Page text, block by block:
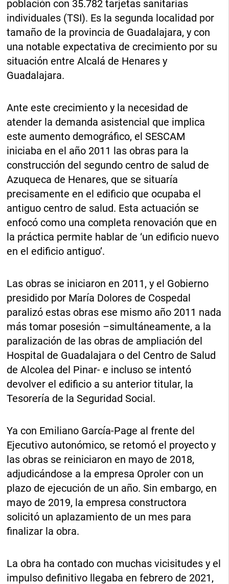
población con 35.782 tarjetas sanitarias
individuales (TSI). Es la segunda localidad por
tamaño de la provincia de Guadalajara, y con
una notable expectativa de crecimiento por su
situación entre Alcalá de Henares y
Guadalajara.
Ante este crecimiento y la necesidad de
atender la demanda asistencial que implica
este aumento demográfico, el SESCAM
iniciaba en el año 2011 las obras para la
construcción del segundo centro de salud de
Azuqueca de Henares, que se situaría
precisamente en el edificio que ocupaba el
antiguo centro de salud. Esta actuación se
enfocó como una completa renovación que en
la práctica permite hablar de ‘un edificio nuevo
en el edificio antiguo’.
Las obras se iniciaron en 2011, y el Gobierno
presidido por María Dolores de Cospedal
paralizó estas obras ese mismo año 2011 nada
más tomar posesión –simultáneamente, a la
paralización de las obras de ampliación del
Hospital de Guadalajara o del Centro de Salud
de Alcolea del Pinar- e incluso se intentó
devolver el edificio a su anterior titular, la
Tesorería de la Seguridad Social.
Ya con Emiliano García-Page al frente del
Ejecutivo autonómico, se retomó el proyecto y
las obras se reiniciaron en mayo de 2018,
adjudicándose a la empresa Oproler con un
plazo de ejecución de un año. Sin embargo, en
mayo de 2019, la empresa constructora
solicitó un aplazamiento de un mes para
finalizar la obra.
La obra ha contado con muchas vicisitudes y el
impulso definitivo llegaba en febrero de 2021,